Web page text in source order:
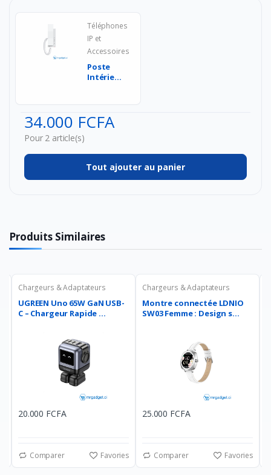
Téléphones
IP et
Accessoires
Poste
Intérieur
34.000 FCFA
Pour 2 article(s)
Tout ajouter au panier
Produits Similaires
& Adaptateurs
Uno 65W GaN USB-
Rapide ...
FCFA
Favories
Chargeurs & Adaptateurs
Montre connectée LDNIO
SW03 Femme : Design s...
25.000 FCFA
Comparer Favories
Chargeurs
LDNIO
charge 5